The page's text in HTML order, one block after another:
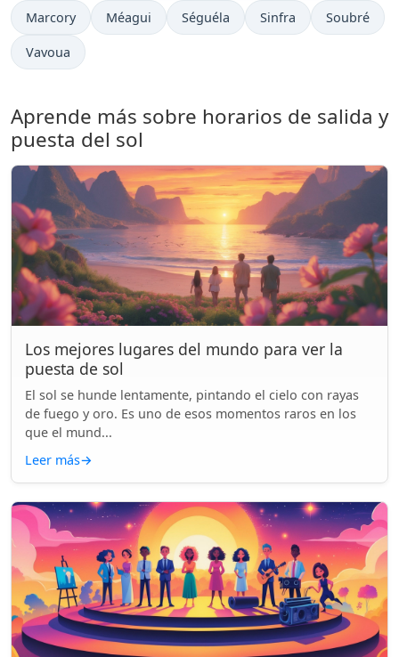
Marcory Méagui Séguéla Sinfra Soubré
Vavoua
Aprende más sobre horarios de salida y
puesta del sol
Los mejores lugares del mundo para ver la
puesta de sol
El sol se hunde lentamente, pintando el cielo con rayas
de fuego y oro. Es uno de esos momentos raros en los
que el mund...
Leer más→